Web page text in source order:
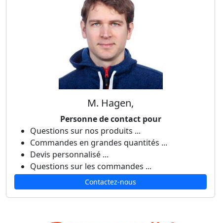
M. Hagen,
Personne de contact pour
Questions sur nos produits ...
Commandes en grandes quantités ...
Devis personnalisé ...
Questions sur les commandes ...
Contactez-nous